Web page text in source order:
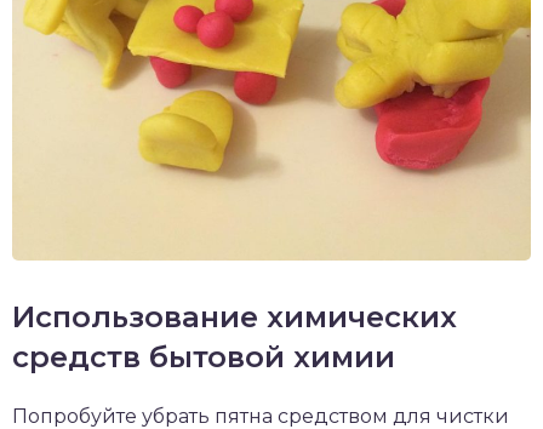
Использование химических
средств бытовой химии
Попробуйте убрать пятна средством для чистки